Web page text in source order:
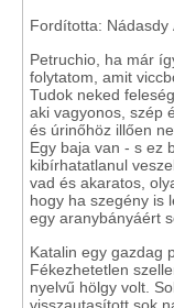
Fordította: Nádasdy
Petruchio, ha már
folytatom, amit
Tudok neked
aki vagyonos, szép
és úrinőhöz illően
Egy baja van - s ez
kibírhatatlanul
vad és akaratos,
hogy ha szegény is
egy aranybányáért
Katalin egy gazdag
Fékezhetetlen
nyelvű hölgy volt.